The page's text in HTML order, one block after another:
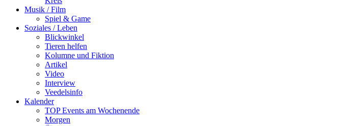
Musik / Film
Spiel & Game
Soziales / Leben
Blickwinkel
Tieren helfen
Kolumne und Fiktion
Artikel
Video
Interview
Veedelsinfo
Kalender
TOP Events am Wochenende
Morgen